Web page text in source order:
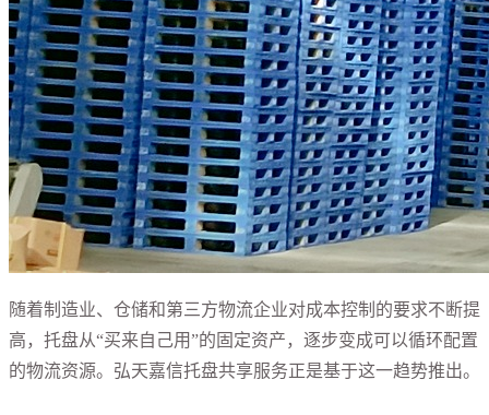
随着制造业、仓储和第三方物流企业对成本控制的要求不断提
高，托盘从“买来自己用”的固定资产，逐步变成可以循环配置
的物流资源。弘天嘉信托盘共享服务正是基于这一趋势推出。